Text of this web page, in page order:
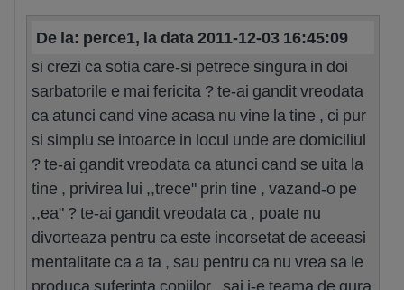
De la: perce1, la data 2011-12-03 16:45:09
si crezi ca sotia care-si petrece singura in doi
sarbatorile e mai fericita ? te-ai gandit vreodata
ca atunci cand vine acasa nu vine la tine , ci pur
si simplu se intoarce in locul unde are domiciliul
? te-ai gandit vreodata ca atunci cand se uita la
tine , privirea lui ,,trece" prin tine , vazand-o pe
,,ea" ? te-ai gandit vreodata ca , poate nu
divorteaza pentru ca este incorsetat de aceeasi
mentalitate ca a ta , sau pentru ca nu vrea sa le